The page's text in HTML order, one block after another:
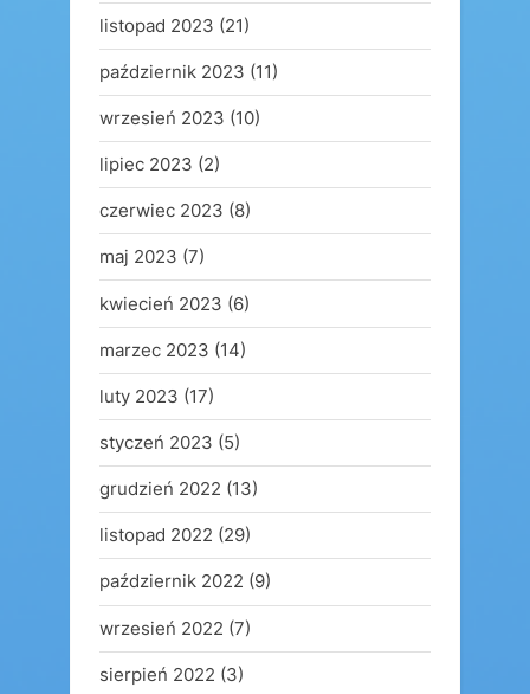
listopad 2023 (21)
październik 2023 (11)
wrzesień 2023 (10)
lipiec 2023 (2)
czerwiec 2023 (8)
maj 2023 (7)
kwiecień 2023 (6)
marzec 2023 (14)
luty 2023 (17)
styczeń 2023 (5)
grudzień 2022 (13)
listopad 2022 (29)
październik 2022 (9)
wrzesień 2022 (7)
sierpień 2022 (3)